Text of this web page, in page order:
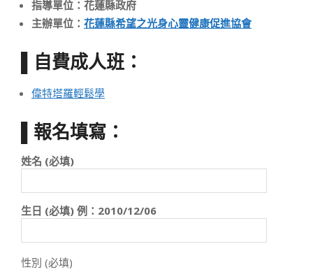
指導單位：花蓮縣政府
主辦單位： 花蓮縣希望之光身心靈健康促進協會
▌自費成人班：
偉特塔羅輕鬆學
▌報名填寫：
姓名 (必填)
生日 (必填) 例：2010/12/06
性別 (必填)